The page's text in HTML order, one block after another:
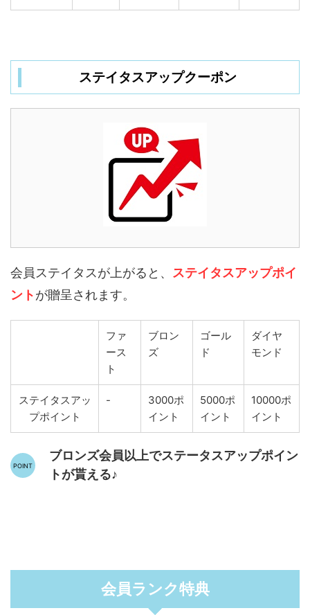
ステイタスアップクーポン
会員ステイタスが上がると、 ステイタスアップポイ
ントが贈呈されます。
ファ
ース
ト
ブロン
ズ
ゴール
ド
ダイヤ
モンド
ステイタスアッ
プポイント
-
3000ポ
イント
5000ポ
イント
10000ポ
イント
ブロンズ会員以上でステータスアップポイン
トが貰える♪
会員ランク特典